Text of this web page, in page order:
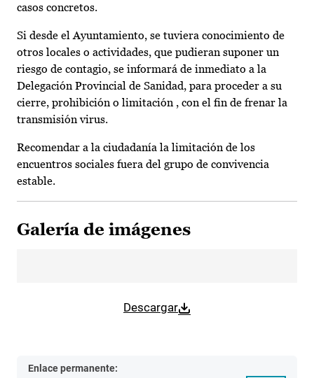
casos concretos.
Si desde el Ayuntamiento, se tuviera conocimiento de
otros locales o actividades, que pudieran suponer un
riesgo de contagio, se informará de inmediato a la
Delegación Provincial de Sanidad, para proceder a su
cierre, prohibición o limitación , con el fin de frenar la
transmisión virus.
Recomendar a la ciudadanía la limitación de los
encuentros sociales fuera del grupo de convivencia
estable.
Galería de imágenes
Descargar
Enlace permanente: